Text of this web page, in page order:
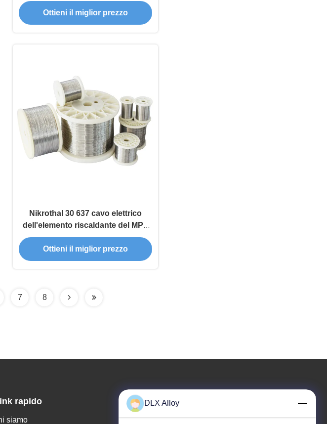
Ottieni il miglior prezzo
Nikrothal 30 637 cavo elettrico
dell'elemento riscaldante del MPA
7.5mm
Ottieni il miglior prezzo
7 8
rapido
siamo
Il nostro indirizzo
Indirizzo aziendale
DLX Alloy